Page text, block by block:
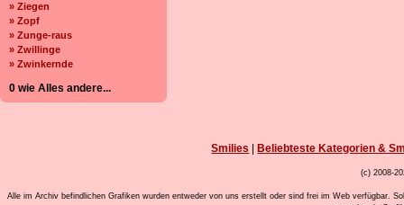
» Ziegen
» Zopf
» Zunge-raus
» Zwillinge
» Zwinkernde
0 wie Alles andere...
Smilies Beliebteste Kategorien &
(c) 2008-
Alle im Archiv befindlichen Grafiken wurden entweder von uns erstellt oder sind frei im Web verfügbar.